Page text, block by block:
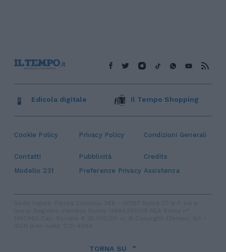
Cookie Policy Privacy Policy Condizioni Generali
Contatti Pubblicità
Credits
Modello 231
Preferenze Privacy Assistenza
Edicola digitale Il Tempo Shopping
TORNA SU